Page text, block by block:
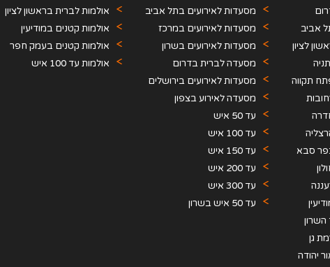
אביב
לציון
תקווה
סבא
השרון
גן
יהודה
מסעדות לאירועים בתל אביב
מסעדות לאירועים במרכז
מסעדות לאירועים בשרון
מסעדה לברית בדרום
מסעדות לאירועים בירושלים
מסעדה לאירוע בצפון
עד 50 איש
עד 100 איש
עד 150 איש
עד 200 איש
עד 300 איש
עד 50 איש בשרון
אולמות לברית בראשון לציון
אולמות קטנים במודיעין
אולמות קטנים בעמק חפר
אולמות עד 100 איש